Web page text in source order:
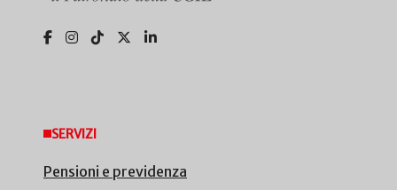
SERVIZI
Pensioni e previdenza